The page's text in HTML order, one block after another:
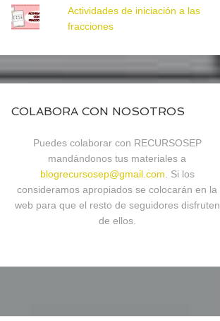
Actividades de iniciación a las
fracciones
COLABORA CON NOSOTROS
Puedes colaborar con RECURSOSEP
mandándonos tus materiales a
blogrecursosep@gmail.com . Si los
consideramos apropiados se colocarán en la
web para que el resto de seguidores disfruten
de ellos.